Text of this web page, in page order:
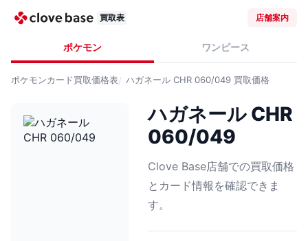
買取表 店舗案内
ポケモン ワンピース
ポケモンカード買取価格表 ハガネール CHR 060/049 買取価格
ハガネール CHR
060/049
Clove Base店舗での買取価格
とカード情報を確認できま
す。